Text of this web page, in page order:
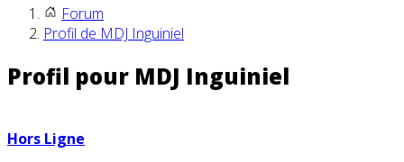
Forum
Profil de MDJ Inguiniel
Profil pour MDJ Inguiniel
Hors Ligne